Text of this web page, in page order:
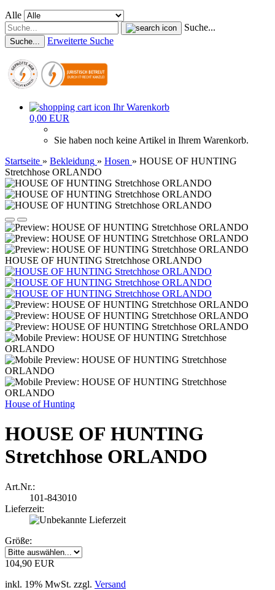
Alle
Suche...
Suche... Erweiterte Suche
Ihr Warenkorb
0,00 EUR
Sie haben noch keine Artikel in Ihrem Warenkorb.
Startseite » Bekleidung » Hosen » HOUSE OF HUNTING
Stretchhose ORLANDO
HOUSE OF HUNTING Stretchhose ORLANDO
House of Hunting
HOUSE OF HUNTING
Stretchhose ORLANDO
Art.Nr.:
101-843010
Lieferzeit:
Größe:
104,90 EUR
inkl. 19% MwSt. zzgl. Versand